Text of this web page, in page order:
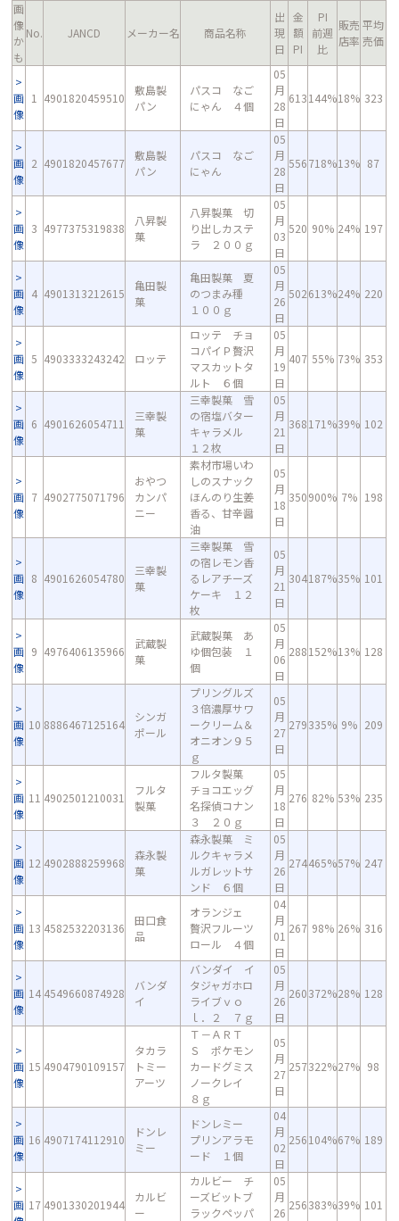
画
像
か
も
No. JANCD メーカー名 商品名称
出
現
日
金
額
PI
PI
前週
比
販売
店率
平均
売価
画
像
1 4901820459510
敷島製
パン
パスコ なご
にゃん ４個
05
月
28
日
613144%18% 323
画
像
2 4901820457677
敷島製
パン
パスコ なご
にゃん
05
月
28
日
556718%13% 87
画
像
3 4977375319838
八昇製
菓
八昇製菓 切
り出しカステ
ラ ２００ｇ
05
月
03
日
520 90% 24% 197
画
像
4 4901313212615
亀田製
菓
亀田製菓 夏
のつまみ種
１００ｇ
05
月
26
日
502613%24% 220
画
像
5 4903333243242 ロッテ
ロッテ チョ
コパイＰ贅沢
マスカットタ
ルト ６個
05
月
19
日
407 55% 73% 353
画
像
6 4901626054711
三幸製
菓
三幸製菓 雪
の宿塩バター
キャラメル
１２枚
05
月
21
日
368171%39% 102
画
像
7 4902775071796
おやつ
カンパ
ニー
素材市場いわ
しのスナック
ほんのり生姜
香る、甘辛醤
油
05
月
18
日
350900% 7% 198
画
像
8 4901626054780
三幸製
菓
三幸製菓 雪
の宿レモン香
るレアチーズ
ケーキ １２
枚
05
月
21
日
304187%35% 101
画
像
9 4976406135966
武蔵製
菓
武蔵製菓 あ
ゆ個包装 １
個
05
月
06
日
288152%13% 128
画
像
10 8886467125164
シンガ
ポール
プリングルズ
３倍濃厚サワ
ークリーム＆
オニオン９５
ｇ
05
月
27
日
279335% 9% 209
画
像
11 4902501210031
フルタ
製菓
フルタ製菓
チョコエッグ
名探偵コナン
３ ２０ｇ
05
月
18
日
276 82% 53% 235
画
像
12 4902888259968
森永製
菓
森永製菓 ミ
ルクキャラメ
ルガレットサ
ンド ６個
05
月
26
日
274465%57% 247
画
像
13 4582532203136
田口食
品
オランジェ
贅沢フルーツ
ロール ４個
04
月
01
日
267 98% 26% 316
画
像
14 4549660874928
バンダ
イ
バンダイ イ
タジャガホロ
ライブｖｏ
ｌ．２ ７ｇ
05
月
26
日
260372%28% 128
画
像
15 4904790109157
タカラ
トミー
アーツ
Ｔ－ＡＲＴ
Ｓ ポケモン
カードグミス
ノークレイ
８ｇ
05
月
27
日
257322%27% 98
画
像
16 4907174112910
ドンレ
ミー
ドンレミー
プリンアラモ
ード １個
04
月
02
日
256104%67% 189
画 17 4901330201944
カルビ
ー
カルビー チ
ーズビットブ
ラックペッパ
05
月
26
256383%39% 101